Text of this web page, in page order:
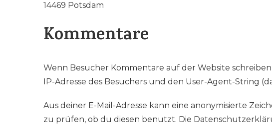
14469 Potsdam
Kommentare
Wenn Besucher Kommentare auf der Website
IP-Adresse des Besuchers und den User-Agent-String
Aus deiner E-Mail-Adresse kann eine anonymisierte
zu prüfen, ob du diesen benutzt. Die